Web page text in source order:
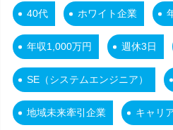
40代 ホワイト企業
年収1,000万円 週休3日
SE（システムエンジニア）
地域未来牽引企業 キャリ